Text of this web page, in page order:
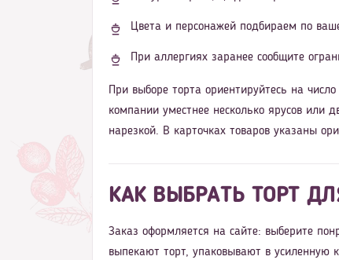
Цвета и персонажей подбираем по
При аллергиях заранее сообщите
При выборе торта ориентируйтесь на
компании уместнее несколько ярусов или
нарезкой. В карточках товаров указаны
КАК ВЫБРАТЬ ТОРТ
Заказ оформляется на сайте: выберите
выпекают торт, упаковывают в усиленную